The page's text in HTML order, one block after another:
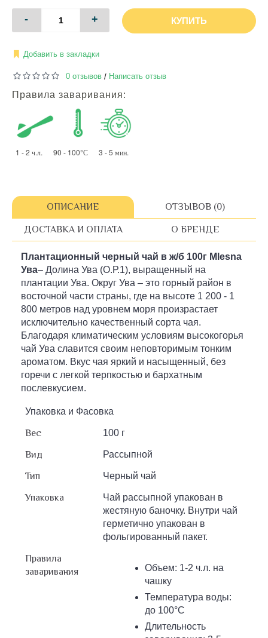
- + КУПИТЬ
Добавить в закладки
0 отзывов / Написать отзыв
Правила заваривания:
1 - 2 ч.л. 90 - 100°С 3 - 5 мин.
ОПИСАНИЕ ОТЗЫВОВ (0)
ДОСТАВКА И ОПЛАТА О БРЕНДЕ
Плантационный черный чай в ж/б 100г Mlesna
Ува– Долина Ува (О.Р.1), выращенный на
плантации Ува. Округ Ува – это горный район в
восточной части страны, где на высоте 1 200 - 1
800 метров над уровнем моря произрастает
исключительно качественный сорта чая.
Благодаря климатическим условиям высокогорья
чай Ува славится своим неповторимым тонким
ароматом. Вкус чая яркий и насыщенный, без
горечи с легкой терпкостью и бархатным
послевкусием.
Упаковка и Фасовка
Вес 100 г
Вид Рассыпной
Тип Черный чай
Упаковка
Чай рассыпной упакован в
жестяную баночку. Внутри чай
герметично упакован в
фольгированный пакет.
Правила
заваривания
Объем: 1-2 ч.л. на
чашку
Температура воды:
до 100°С
Длительность